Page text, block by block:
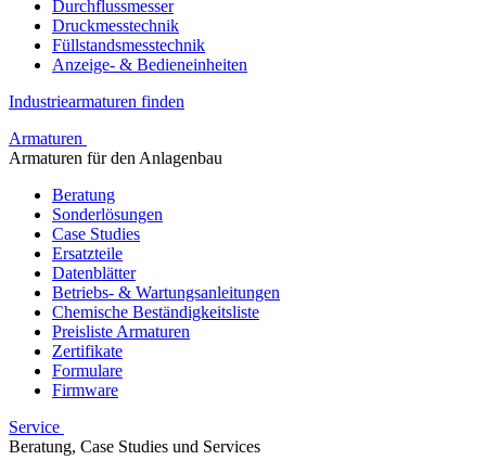
Durchflussmesser
Druckmesstechnik
Füllstandsmesstechnik
Anzeige- & Bedieneinheiten
Industriearmaturen finden
Armaturen
Armaturen für den Anlagenbau
Beratung
Sonderlösungen
Case Studies
Ersatzteile
Datenblätter
Betriebs- & Wartungsanleitungen
Chemische Beständigkeitsliste
Preisliste Armaturen
Zertifikate
Formulare
Firmware
Service
Beratung, Case Studies und Services